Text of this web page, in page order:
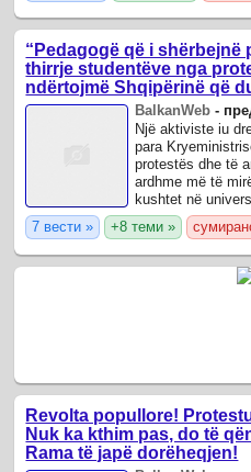
“Pedagogë që i shërbejnë
thirrje studentëve nga
ndërtojmë Shqipërinë që
BalkanWeb -
Një aktiviste iu
para
protestës dhe të
ardhme më të
kushtet në
studentore dhe
7 вести » +8 теми »
Revolta popullore!
Nuk ka kthim pas, do të
Rama të japë dorëheqjen!